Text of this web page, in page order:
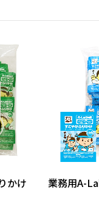
かけ
業務用A-